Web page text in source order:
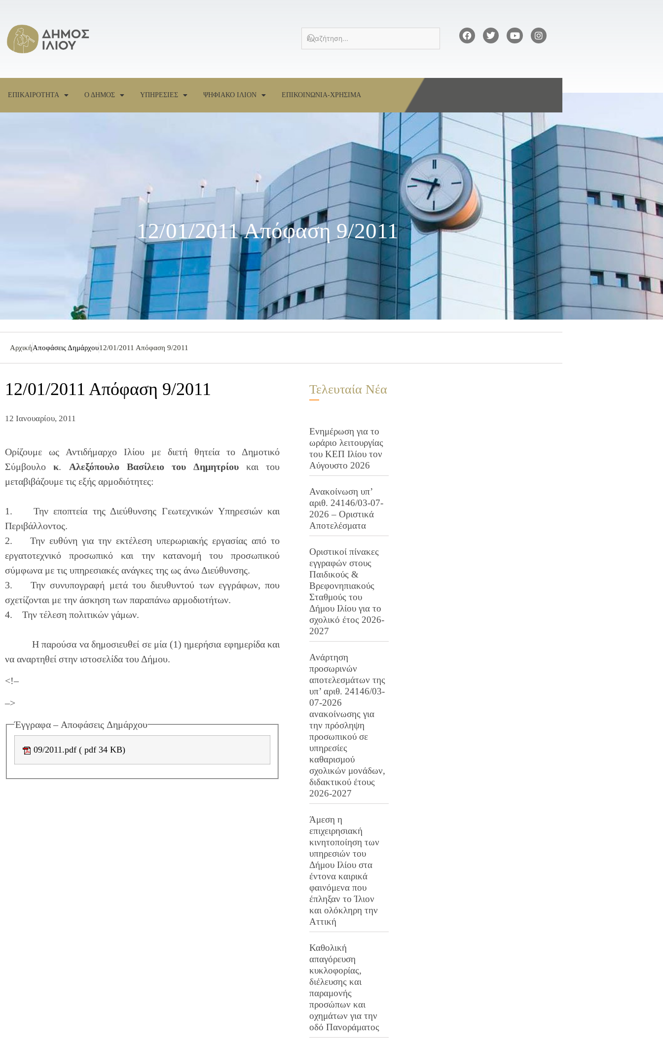
ΕΠΙΚΑΙΡΟΤΗΤΑ Ο ΔΗΜΟΣ ΥΠΗΡΕΣΙΕΣ ΨΗΦΙΑΚΟ ΙΛΙΟΝ ΕΠΙΚΟΙΝΩΝΙΑ-ΧΡΗΣΙΜΑ
12/01/2011 Απόφαση 9/2011
ΑρχικήΑποφάσεις Δημάρχου12/01/2011 Απόφαση 9/2011
12/01/2011 Απόφαση 9/2011
12 Ιανουαρίου, 2011
Ορίζουμε ως Αντιδήμαρχο Ιλίου με διετή θητεία το Δημοτικό
Σύμβουλοκ. Αλεξόπουλο Βασίλειο του Δημητρίουκαι του
μεταβιβάζουμε τις εξής αρμοδιότητες:
1.
Την εποπτεία της Διεύθυνσης Γεωτεχνικών Υπηρεσιών και
Περιβάλλοντος.
2.
Την ευθύνη για την εκτέλεση υπερωριακής εργασίας από το
εργατοτεχνικό προσωπικό και την κατανομή του προσωπικού
σύμφωνα με τις υπηρεσιακές ανάγκες της ως άνω Διεύθυνσης.
3.
Την συνυπογραφή μετά του διευθυντού των εγγράφων, που
σχετίζονται με την άσκηση των παραπάνω αρμοδιοτήτων.
4.
Την τέλεση πολιτικών γάμων.
Η παρούσα να δημοσιευθεί σε μία (1) ημερήσια εφημερίδα και
να αναρτηθεί στην ιστοσελίδα του Δήμου.
<!–
–>
Έγγραφα – Αποφάσεις Δημάρχου
09/2011.pdf ( pdf 34 KB)
Τελευταία Νέα
Ενημέρωση για το
ωράριο λειτουργίας
του ΚΕΠ Ιλίου τον
Αύγουστο 2026
Ανακοίνωση υπ’
αριθ. 24146/03-07-
2026 – Οριστικά
Αποτελέσματα
Οριστικοί πίνακες
εγγραφών στους
Παιδικούς &
Βρεφονηπιακούς
Σταθμούς του
Δήμου Ιλίου για το
σχολικό έτος 2026-
2027
Ανάρτηση
προσωρινών
αποτελεσμάτων της
υπ’ αριθ. 24146/03-
07-2026
ανακοίνωσης για
την πρόσληψη
προσωπικού σε
υπηρεσίες
καθαρισμού
σχολικών μονάδων,
διδακτικού έτους
2026-2027
Άμεση η
επιχειρησιακή
κινητοποίηση των
υπηρεσιών του
Δήμου Ιλίου στα
έντονα καιρικά
φαινόμενα που
έπληξαν το Ίλιον
και ολόκληρη την
Αττική
Καθολική
απαγόρευση
κυκλοφορίας,
διέλευσης και
παραμονής
προσώπων και
οχημάτων για την
οδό Πανοράματος